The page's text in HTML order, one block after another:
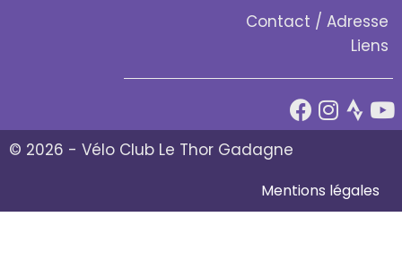
Contact / Adresse
Liens
© 2026 - Vélo Club Le Thor Gadagne
Mentions légales